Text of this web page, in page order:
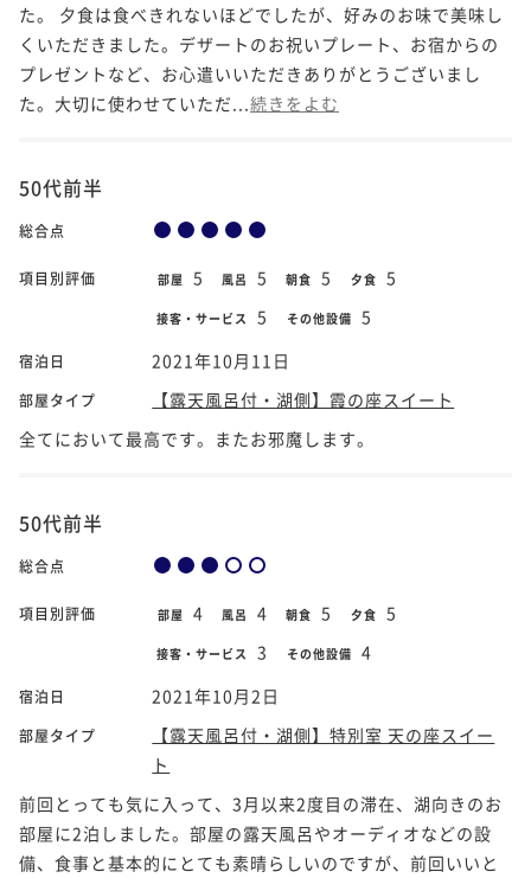
た。 夕食は食べきれないほどでしたが、好みのお味で美味し
くいただきました。デザートのお祝いプレート、お宿からの
プレゼントなど、お心遣いいただきありがとうございまし
た。大切に使わせていただ... 続きをよむ
50代前半
総合点
項目別評価 部屋 5 風呂 5 朝食 5 夕食 5
接客・サービス 5 その他設備 5
宿泊日 2021年10月11日
部屋タイプ
【露天風呂付・湖側】霞の座スイート
全てにおいて最高です。またお邪魔します。
50代前半
総合点
項目別評価 部屋 4 風呂 4 朝食 5 夕食 5
接客・サービス 3 その他設備 4
宿泊日 2021年10月2日
部屋タイプ
【露天風呂付・湖側】特別室 天の座スイー
ト
前回とっても気に入って、3月以来2度目の滞在、湖向きのお
部屋に2泊しました。部屋の露天風呂やオーディオなどの設
備、食事と基本的にとても素晴らしいのですが、前回いいと